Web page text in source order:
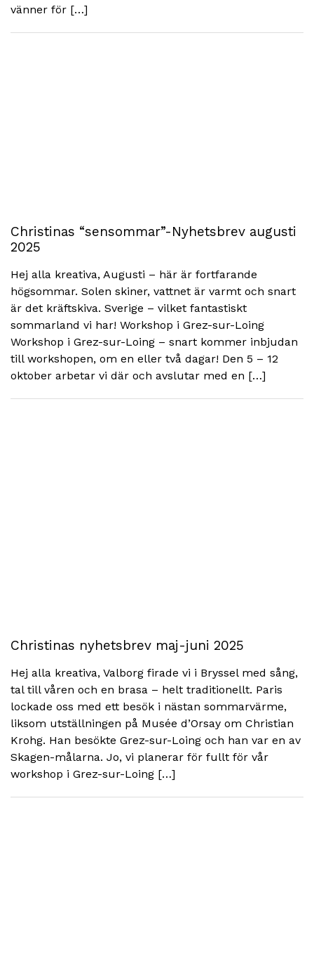
vänner för […]
Christinas “sensommar”-Nyhetsbrev augusti
2025
Hej alla kreativa, Augusti – här är fortfarande
högsommar. Solen skiner, vattnet är varmt och snart
är det kräftskiva. Sverige – vilket fantastiskt
sommarland vi har! Workshop i Grez-sur-Loing
Workshop i Grez-sur-Loing – snart kommer inbjudan
till workshopen, om en eller två dagar! Den 5 – 12
oktober arbetar vi där och avslutar med en […]
Christinas nyhetsbrev maj-juni 2025
Hej alla kreativa, Valborg firade vi i Bryssel med sång,
tal till våren och en brasa – helt traditionellt. Paris
lockade oss med ett besök i nästan sommarvärme,
liksom utställningen på Musée d’Orsay om Christian
Krohg. Han besökte Grez-sur-Loing och han var en av
Skagen-målarna. Jo, vi planerar för fullt för vår
workshop i Grez-sur-Loing […]